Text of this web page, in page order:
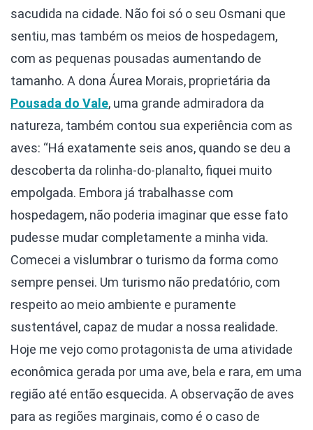
sacudida na cidade. Não foi só o seu Osmani que
sentiu, mas também os meios de hospedagem,
com as pequenas pousadas aumentando de
tamanho. A dona Áurea Morais, proprietária da
Pousada do Vale, uma grande admiradora da
natureza, também contou sua experiência com as
aves: “Há exatamente seis anos, quando se deu a
descoberta da rolinha-do-planalto, fiquei muito
empolgada. Embora já trabalhasse com
hospedagem, não poderia imaginar que esse fato
pudesse mudar completamente a minha vida.
Comecei a vislumbrar o turismo da forma como
sempre pensei. Um turismo não predatório, com
respeito ao meio ambiente e puramente
sustentável, capaz de mudar a nossa realidade.
Hoje me vejo como protagonista de uma atividade
econômica gerada por uma ave, bela e rara, em uma
região até então esquecida. A observação de aves
para as regiões marginais, como é o caso de